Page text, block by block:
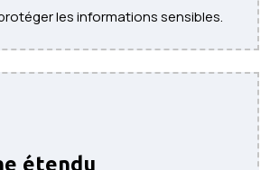
les informations sensibles.
étendu